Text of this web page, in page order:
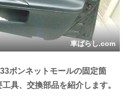
車ばらし.com
ボンネットモールの固定箇
具、交換部品を紹介します。